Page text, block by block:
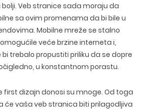
Veb stranice sada moraju da
sa ovim promenama da bi bile u
Mobilne mreže se stalno
veće brzine interneta i,
trebalo propustiti priliku da se dopre
u konstantnom porastu.
first dizajn donosi su mnoge. Od toga
će vaša veb stranica biti prilagodljiva